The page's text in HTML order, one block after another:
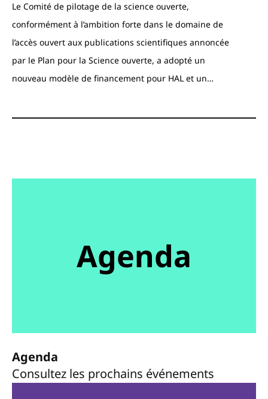
Le Comité de pilotage de la science ouverte,
conformément à l’ambition forte dans le domaine de
l’accès ouvert aux publications scientifiques annoncée
par le Plan pour la Science ouverte, a adopté un
nouveau modèle de financement pour HAL et un…
Agenda
Agenda
Consultez les prochains événements